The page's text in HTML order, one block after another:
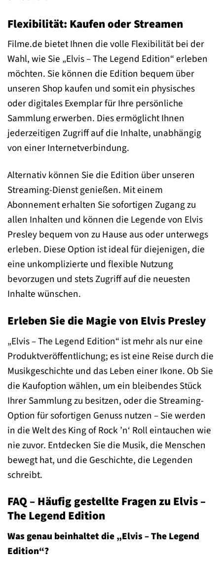
Flexibilität: Kaufen oder Streamen
Filme.de bietet Ihnen die volle Flexibilität bei der
Wahl, wie Sie „Elvis – The Legend Edition“ erleben
möchten. Sie können die Edition bequem über
unseren Shop kaufen und somit ein physisches
oder digitales Exemplar für Ihre persönliche
Sammlung erwerben. Dies ermöglicht Ihnen
jederzeitigen Zugriff auf die Inhalte, unabhängig
von einer Internetverbindung.
Alternativ können Sie die Edition über unseren
Streaming-Dienst genießen. Mit einem
Abonnement erhalten Sie sofortigen Zugang zu
allen Inhalten und können die Legende von Elvis
Presley bequem von zu Hause aus oder unterwegs
erleben. Diese Option ist ideal für diejenigen, die
eine unkomplizierte und flexible Nutzung
bevorzugen und stets Zugriff auf die neuesten
Inhalte wünschen.
Erleben Sie die Magie von Elvis Presley
„Elvis – The Legend Edition“ ist mehr als nur eine
Produktveröffentlichung; es ist eine Reise durch die
Musikgeschichte und das Leben einer Ikone. Ob Sie
die Kaufoption wählen, um ein bleibendes Stück
Ihrer Sammlung zu besitzen, oder die Streaming-
Option für sofortigen Genuss nutzen – Sie werden
in die Welt des King of Rock ’n‘ Roll eintauchen wie
nie zuvor. Entdecken Sie die Musik, die Menschen
bewegt hat, und die Geschichte, die Legenden
schreibt.
FAQ – Häufig gestellte Fragen zu Elvis –
The Legend Edition
Was genau beinhaltet die „Elvis – The Legend
Edition“?